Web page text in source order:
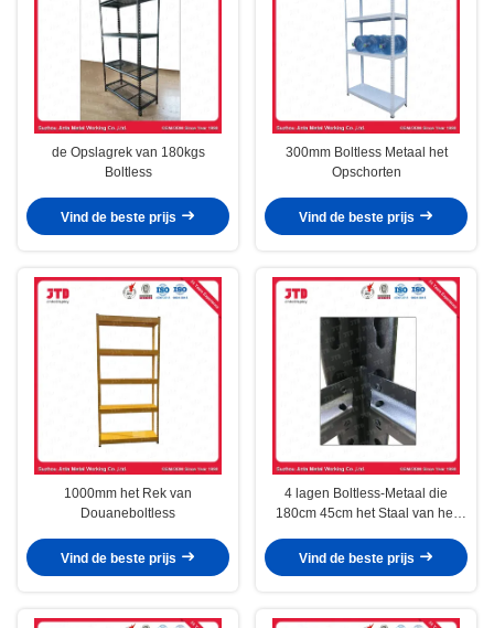
de Opslagrek van 180kgs
Boltless
Vind de beste prijs
300mm Boltless Metaal het
Opschorten
Vind de beste prijs
1000mm het Rek van
Douaneboltless
Vind de beste prijs
4 lagen Boltless-Metaal die
180cm 45cm het Staal van het
opschorten
Vind de beste prijs